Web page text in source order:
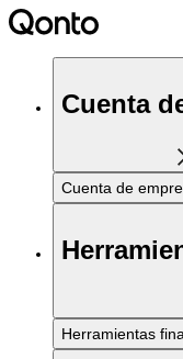
Cuenta
Cuenta de
Herramientas